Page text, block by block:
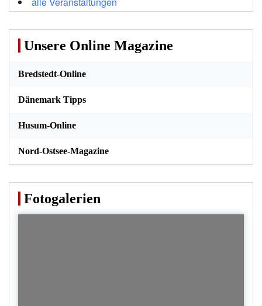
Unsere Online Magazine
Bredstedt-Online
Dänemark Tipps
Husum-Online
Nord-Ostsee-Magazine
Fotogalerien